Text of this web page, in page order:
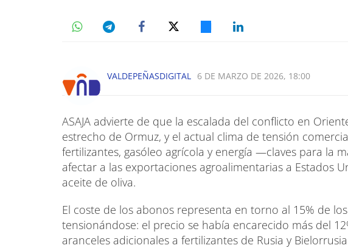
VALDEPEÑASDIGITAL 6 DE MARZO DE 2026, 18:00
ASAJA advierte de que la escalada del conflicto en
estrecho de Ormuz, y el actual clima de tensión
fertilizantes, gasóleo agrícola y energía —claves para la
afectar a las exportaciones agroalimentarias a Estados
aceite de oliva.
El coste de los abonos representa en torno al 15% de
tensionándose: el precio se había encarecido más del
aranceles adicionales a fertilizantes de Rusia y